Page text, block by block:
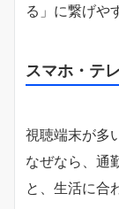
る」に繋げや
スマホ・テ
視聴端末が多
なぜなら、通
と、生活に合